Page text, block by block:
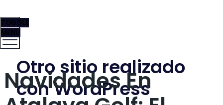
Otro sitio realizado
con WordPress
TOGGLE
MENU
Navidades En